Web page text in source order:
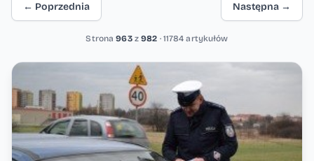
← Poprzednia Następna →
Strona963z982 · 11784 artykułów